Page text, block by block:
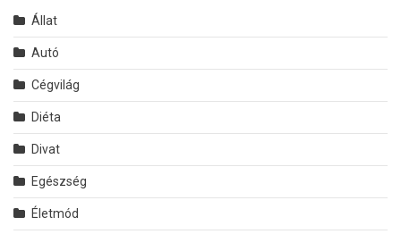
Állat
Autó
Cégvilág
Diéta
Divat
Egészség
Életmód